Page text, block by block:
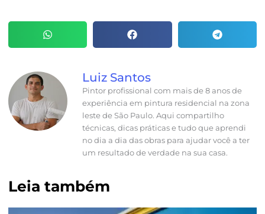
Luiz Santos
Pintor profissional com mais de 8 anos de
experiência em pintura residencial na zona
leste de São Paulo. Aqui compartilho
técnicas, dicas práticas e tudo que aprendi
no dia a dia das obras para ajudar você a ter
um resultado de verdade na sua casa.
Leia também